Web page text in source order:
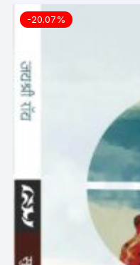
-20.07%